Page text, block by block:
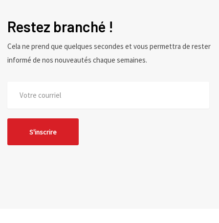
Restez branché !
Cela ne prend que quelques secondes et vous permettra de rester
informé de nos nouveautés chaque semaines.